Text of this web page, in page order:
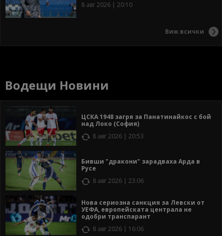
8 авг 2026 | 20:10
Виж всички
Водещи Новини
ЦСКА 1948 загря за Панатинайкос с бой
над Локо (София)
8 авг 2026 | 20:53
Бивши "дракони" зарадваха Арда в
Русе
8 авг 2026 | 23:06
Нова сериозна санкция за Левски от
УЕФА, европейската централа не
одобри транспарант
8 авг 2026 | 16:06